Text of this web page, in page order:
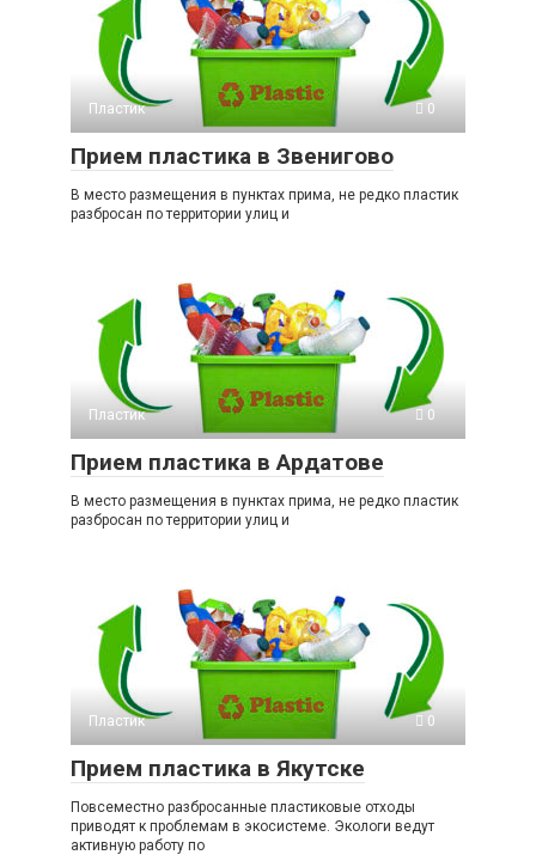
Пластик 0
Прием пластика в Звенигово
В место размещения в пунктах прима, не редко пластик
разбросан по территории улиц и
Пластик 0
Прием пластика в Ардатове
В место размещения в пунктах прима, не редко пластик
разбросан по территории улиц и
Пластик 0
Прием пластика в Якутске
Повсеместно разбросанные пластиковые отходы
приводят к проблемам в экосистеме. Экологи ведут
активную работу по